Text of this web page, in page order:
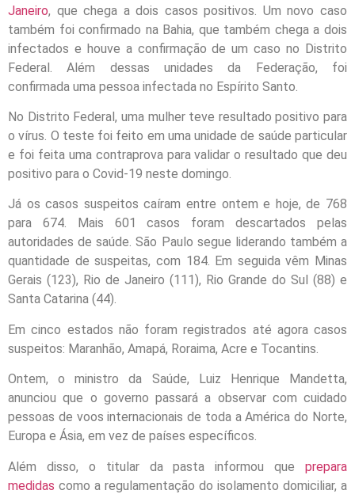
Janeiro, que chega a dois casos positivos. Um novo caso
também foi confirmado na Bahia, que também chega a dois
infectados e houve a confirmação de um caso no Distrito
Federal. Além dessas unidades da Federação, foi
confirmada uma pessoa infectada no Espírito Santo.
No Distrito Federal, uma mulher teve resultado positivo para
o vírus. O teste foi feito em uma unidade de saúde particular
e foi feita uma contraprova para validar o resultado que deu
positivo para o Covid-19 neste domingo.
Já os casos suspeitos caíram entre ontem e hoje, de 768
para 674. Mais 601 casos foram descartados pelas
autoridades de saúde. São Paulo segue liderando também a
quantidade de suspeitas, com 184. Em seguida vêm Minas
Gerais (123), Rio de Janeiro (111), Rio Grande do Sul (88) e
Santa Catarina (44).
Em cinco estados não foram registrados até agora casos
suspeitos: Maranhão, Amapá, Roraima, Acre e Tocantins.
Ontem, o ministro da Saúde, Luiz Henrique Mandetta,
anunciou que o governo passará a observar com cuidado
pessoas de voos internacionais de toda a América do Norte,
Europa e Ásia, em vez de países específicos.
Além disso, o titular da pasta informou que prepara
medidas como a regulamentação do isolamento domiciliar, a